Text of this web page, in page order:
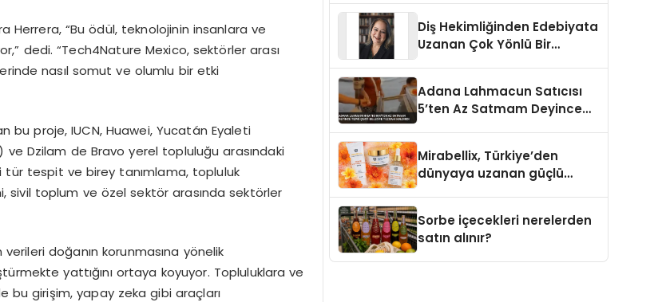
Herrera, “Bu ödül, teknolojinin insanlara ve
dedi. “Tech4Nature Mexico, sektörler arası
nasıl somut ve olumlu bir etki
bu proje, IUCN, Huawei, Yucatán Eyaleti
ve Dzilam de Bravo yerel topluluğu arasındaki
tür tespit ve birey tanımlama, topluluk
toplum ve özel sektör arasında sektörler
doğanın korunmasına yönelik
yattığını ortaya koyuyor. Topluluklara ve
bu girişim, yapay zeka gibi araçları
Diş Hekimliğinden Edebiyata
Uzanan Çok Yönlü Bir
Adana Lahmacun Satıcısı
5’ten Az Satmam Deyince
Mirabellix, Türkiye’den
dünyaya uzanan güçlü
Sorbe içecekleri nerelerden
satın alınır?